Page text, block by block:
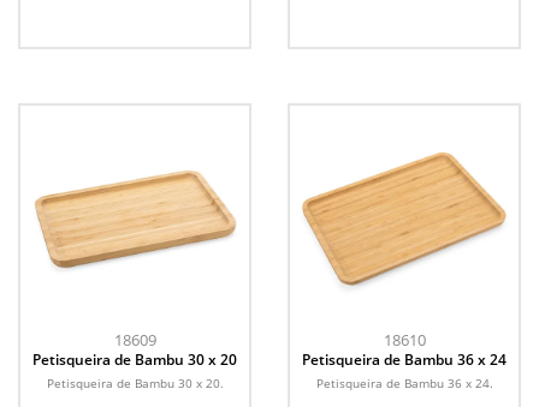
18609
Petisqueira de Bambu 30 x 20
Petisqueira de Bambu 30 x 20.
18610
Petisqueira de Bambu 36 x 24
Petisqueira de Bambu 36 x 24.